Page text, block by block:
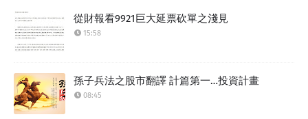
從財報看9921巨大延票砍單之淺見
15:58
孫子兵法之股市翻譯 計篇第一…投資計畫
08:45